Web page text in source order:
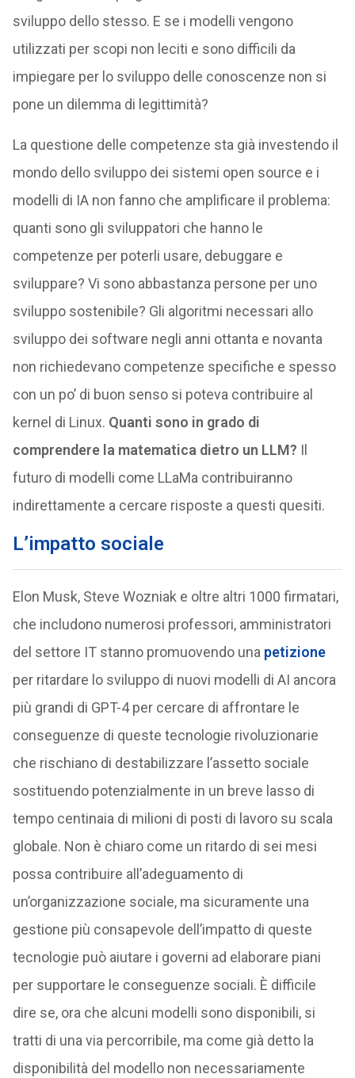
sviluppo dello stesso. E se i modelli vengono
utilizzati per scopi non leciti e sono difficili da
impiegare per lo sviluppo delle conoscenze non si
pone un dilemma di legittimità?
La questione delle competenze sta già investendo il
mondo dello sviluppo dei sistemi open source e i
modelli di IA non fanno che amplificare il problema:
quanti sono gli sviluppatori che hanno le
competenze per poterli usare, debuggare e
sviluppare? Vi sono abbastanza persone per uno
sviluppo sostenibile? Gli algoritmi necessari allo
sviluppo dei software negli anni ottanta e novanta
non richiedevano competenze specifiche e spesso
con un po’ di buon senso si poteva contribuire al
kernel di Linux. Quanti sono in grado di
comprendere la matematica dietro un LLM? Il
futuro di modelli come LLaMa contribuiranno
indirettamente a cercare risposte a questi quesiti.
L’impatto sociale
Elon Musk, Steve Wozniak e oltre altri 1000 firmatari,
che includono numerosi professori, amministratori
del settore IT stanno promuovendo una petizione
per ritardare lo sviluppo di nuovi modelli di AI ancora
più grandi di GPT-4 per cercare di affrontare le
conseguenze di queste tecnologie rivoluzionarie
che rischiano di destabilizzare l’assetto sociale
sostituendo potenzialmente in un breve lasso di
tempo centinaia di milioni di posti di lavoro su scala
globale. Non è chiaro come un ritardo di sei mesi
possa contribuire all’adeguamento di
un’organizzazione sociale, ma sicuramente una
gestione più consapevole dell’impatto di queste
tecnologie può aiutare i governi ad elaborare piani
per supportare le conseguenze sociali. È difficile
dire se, ora che alcuni modelli sono disponibili, si
tratti di una via percorribile, ma come già detto la
disponibilità del modello non necessariamente